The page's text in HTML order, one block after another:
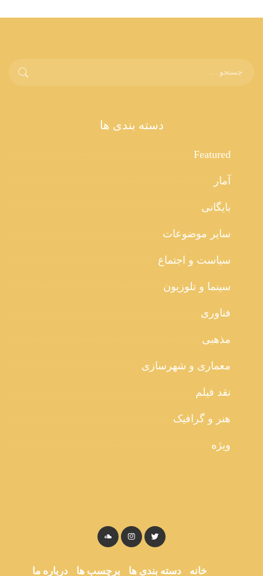
دسته بندی ها
Featured
آمار
بایگانی
سایر موضوعات
سیاست و اجتماع
سینما و تلوزیون
فناوری
مذهبی
معماری و شهرسازی
نقد فیلم
هنر و گرافیک
ویژه
خانه دسته بندی ها برچسب ها درباره ما